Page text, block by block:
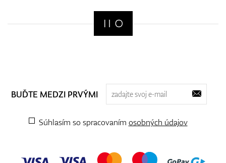
BUĎTE MEDZI PRVÝMI
Súhlasím so spracovaním osobných údajov